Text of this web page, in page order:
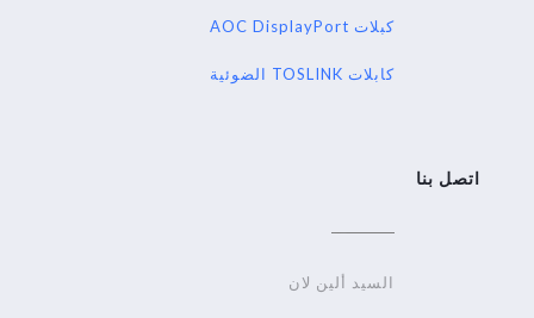
كبلات AOC DisplayPort
كابلات TOSLINK الضوئية
اتصل بنا
السيد ألين لان